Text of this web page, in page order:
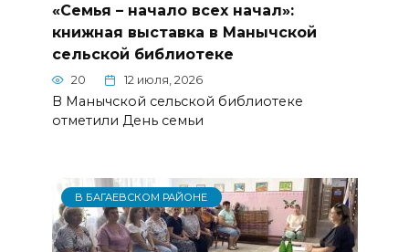
«Семья – начало всех начал»:
книжная выставка в Манычской
сельской библиотеке
20 12 июля, 2026
В Манычской сельской библиотеке
отметили День семьи
В БАГАЕВСКОМ РАЙОНЕ